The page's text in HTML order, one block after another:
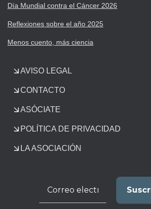
Día Mundial contra el Cáncer 2026
Reflexiones sobre el año 2025
Menos cuento, más ciencia
AVISO LEGAL
CONTACTO
ASÓCIATE
POLÍTICA DE PRIVACIDAD
LA ASOCIACIÓN